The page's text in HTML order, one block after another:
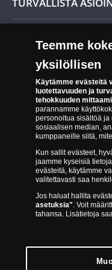
Tuotteiden
Palautusoikeus
Tee peruutusilmoitus
Saavutettavuusseloste
Turvallinen
Aitous- ja
14 päivän
Suomen Moneta toimii
johtaville rahapajoille ja
Britannian kuninkaallinen
kuninkaallinen rahapaja,
Afrikan kuninkaallinen
muut.
Teemme
yksilöllisen
Käytämme evästeitä
luotettavuuden ja
tehokkuuden
parannamme
personoitua sisältöä ja
sosiaalisen median,
kumppaneille siitä,
Kun sallit evästeet,
jaamme kyseisiä
evästeitä, käytämme
valitettavasti saa
Jos haluat hallita
asetuksia". Voit
tahansa. Lisätietoja